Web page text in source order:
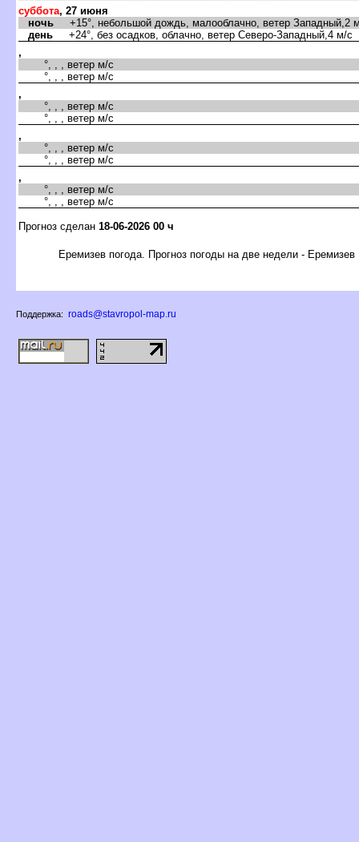
суббота, 27 июня
ночь +15°, небольшой дождь, малооблачно, ветер Западный,2
день +24°, без осадков, облачно, ветер Северо-Западный,4 м/с
,
°, , , ветер м/с
°, , , ветер м/с
,
°, , , ветер м/с
°, , , ветер м/с
,
°, , , ветер м/с
°, , , ветер м/с
,
°, , , ветер м/с
°, , , ветер м/с
Прогноз сделан 18-06-2026 00 ч
Еремизев погода. Прогноз погоды на две недели - Еремизев
Поддержка: roads@stavropol-map.ru